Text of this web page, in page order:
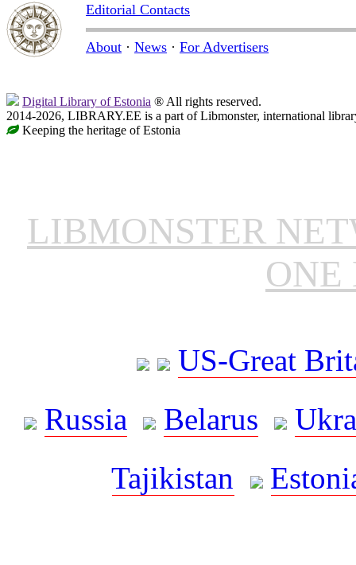
Editorial Contacts
About · News · For Advertisers
Digital Library of Estonia ® All rights reserved.
2014-2026, LIBRARY.EE is a part of Libmonster, international
Keeping the heritage of Estonia
LIBMONSTER
ONE
US-Great
Russia
Belarus
Tajikistan